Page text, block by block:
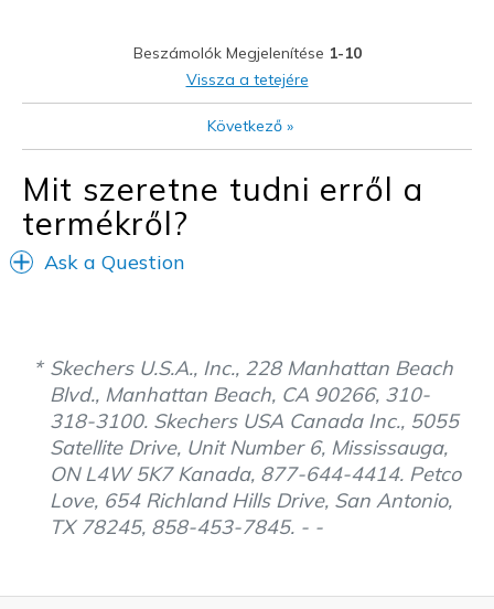
Feels true to width
Sizing
Feels true to size
I'm Into Shoes
Beszámolók Megjelenítése 1-10
Vissza a tetejére
Következő»
Mit szeretne tudni erről a
termékről?
Ask a Question
Skechers U.S.A., Inc., 228 Manhattan Beach
Blvd., Manhattan Beach, CA 90266, 310-
318-3100. Skechers USA Canada Inc., 5055
Satellite Drive, Unit Number 6, Mississauga,
ON L4W 5K7 Kanada, 877-644-4414. Petco
Love, 654 Richland Hills Drive, San Antonio,
TX 78245, 858-453-7845. - -